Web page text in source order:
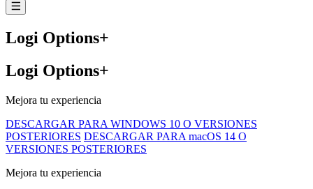
Logi Options+
Logi Options+
Mejora tu experiencia
DESCARGAR PARA WINDOWS 10 O VERSIONES
POSTERIORES DESCARGAR PARA macOS 14 O
VERSIONES POSTERIORES
Mejora tu experiencia